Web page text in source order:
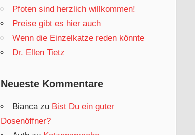
Pfoten sind herzlich willkommen!
Preise gibt es hier auch
Wenn die Einzelkatze reden könnte
Dr. Ellen Tietz
Neueste Kommentare
Biancazu Bist Du ein guter
Dosenöffner?